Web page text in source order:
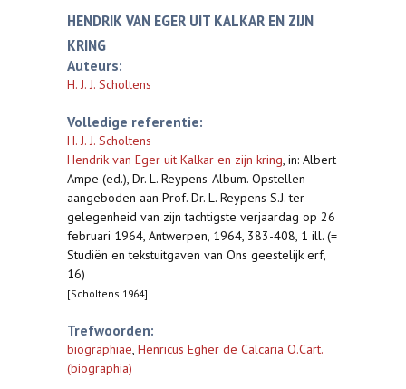
HENDRIK VAN EGER UIT KALKAR EN ZIJN
KRING
Auteurs:
H. J. J. Scholtens
Volledige referentie:
H. J. J. Scholtens
Hendrik van Eger uit Kalkar en zijn kring, in: Albert
Ampe (ed.), Dr. L. Reypens-Album. Opstellen
aangeboden aan Prof. Dr. L. Reypens S.J. ter
gelegenheid van zijn tachtigste verjaardag op 26
februari 1964, Antwerpen, 1964, 383-408, 1 ill. (=
Studiën en tekstuitgaven van Ons geestelijk erf,
16)
[Scholtens 1964]
Trefwoorden:
biographiae, Henricus Egher de Calcaria O.Cart.
(biographia)